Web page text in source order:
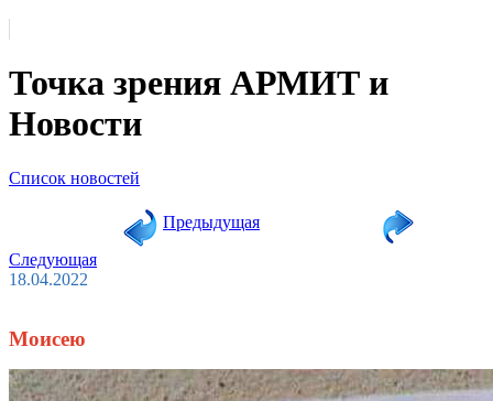
Точка зрения АРМИТ и
Новости
Список новостей
Предыдущая
Следующая
18.04.2022
Моисею